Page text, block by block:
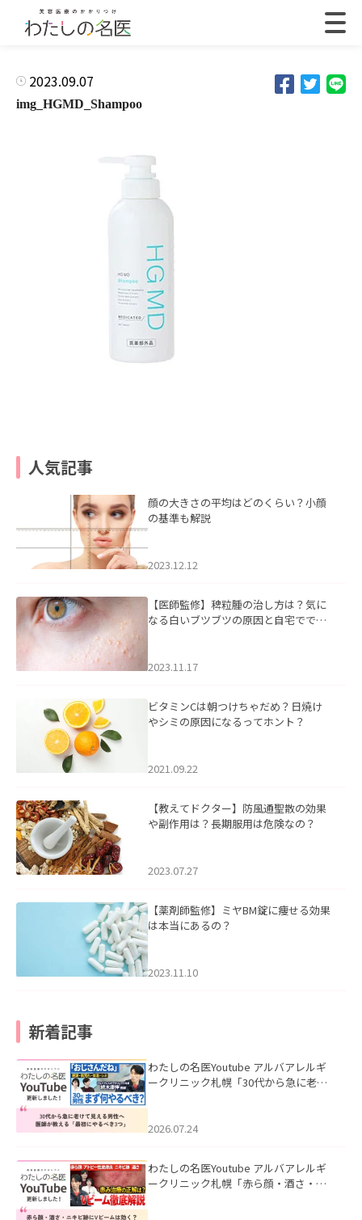
2023.09.07
img_HGMD_Shampoo
人気記事
顔の大きさの平均はどのくらい？小顔
の基準も解説
2023.12.12
【医師監修】稗粒腫の治し方は？気に
なる白いブツブツの原因と自宅ででき
2023.11.17
ビタミンCは朝つけちゃだめ？日焼け
やシミの原因になるってホント？
2021.09.22
【教えてドクター】防風通聖散の効果
や副作用は？長期服用は危険なの？
2023.07.27
【薬剤師監修】ミヤBM錠に痩せる効果
は本当にあるの？
2023.11.10
新着記事
わたしの名医Youtube アルバアレルギ
ークリニック札幌「30代から急に老け
た。
2026.07.24
わたしの名医Youtube アルバアレルギ
ークリニック札幌「赤ら顔・酒さ・ニ